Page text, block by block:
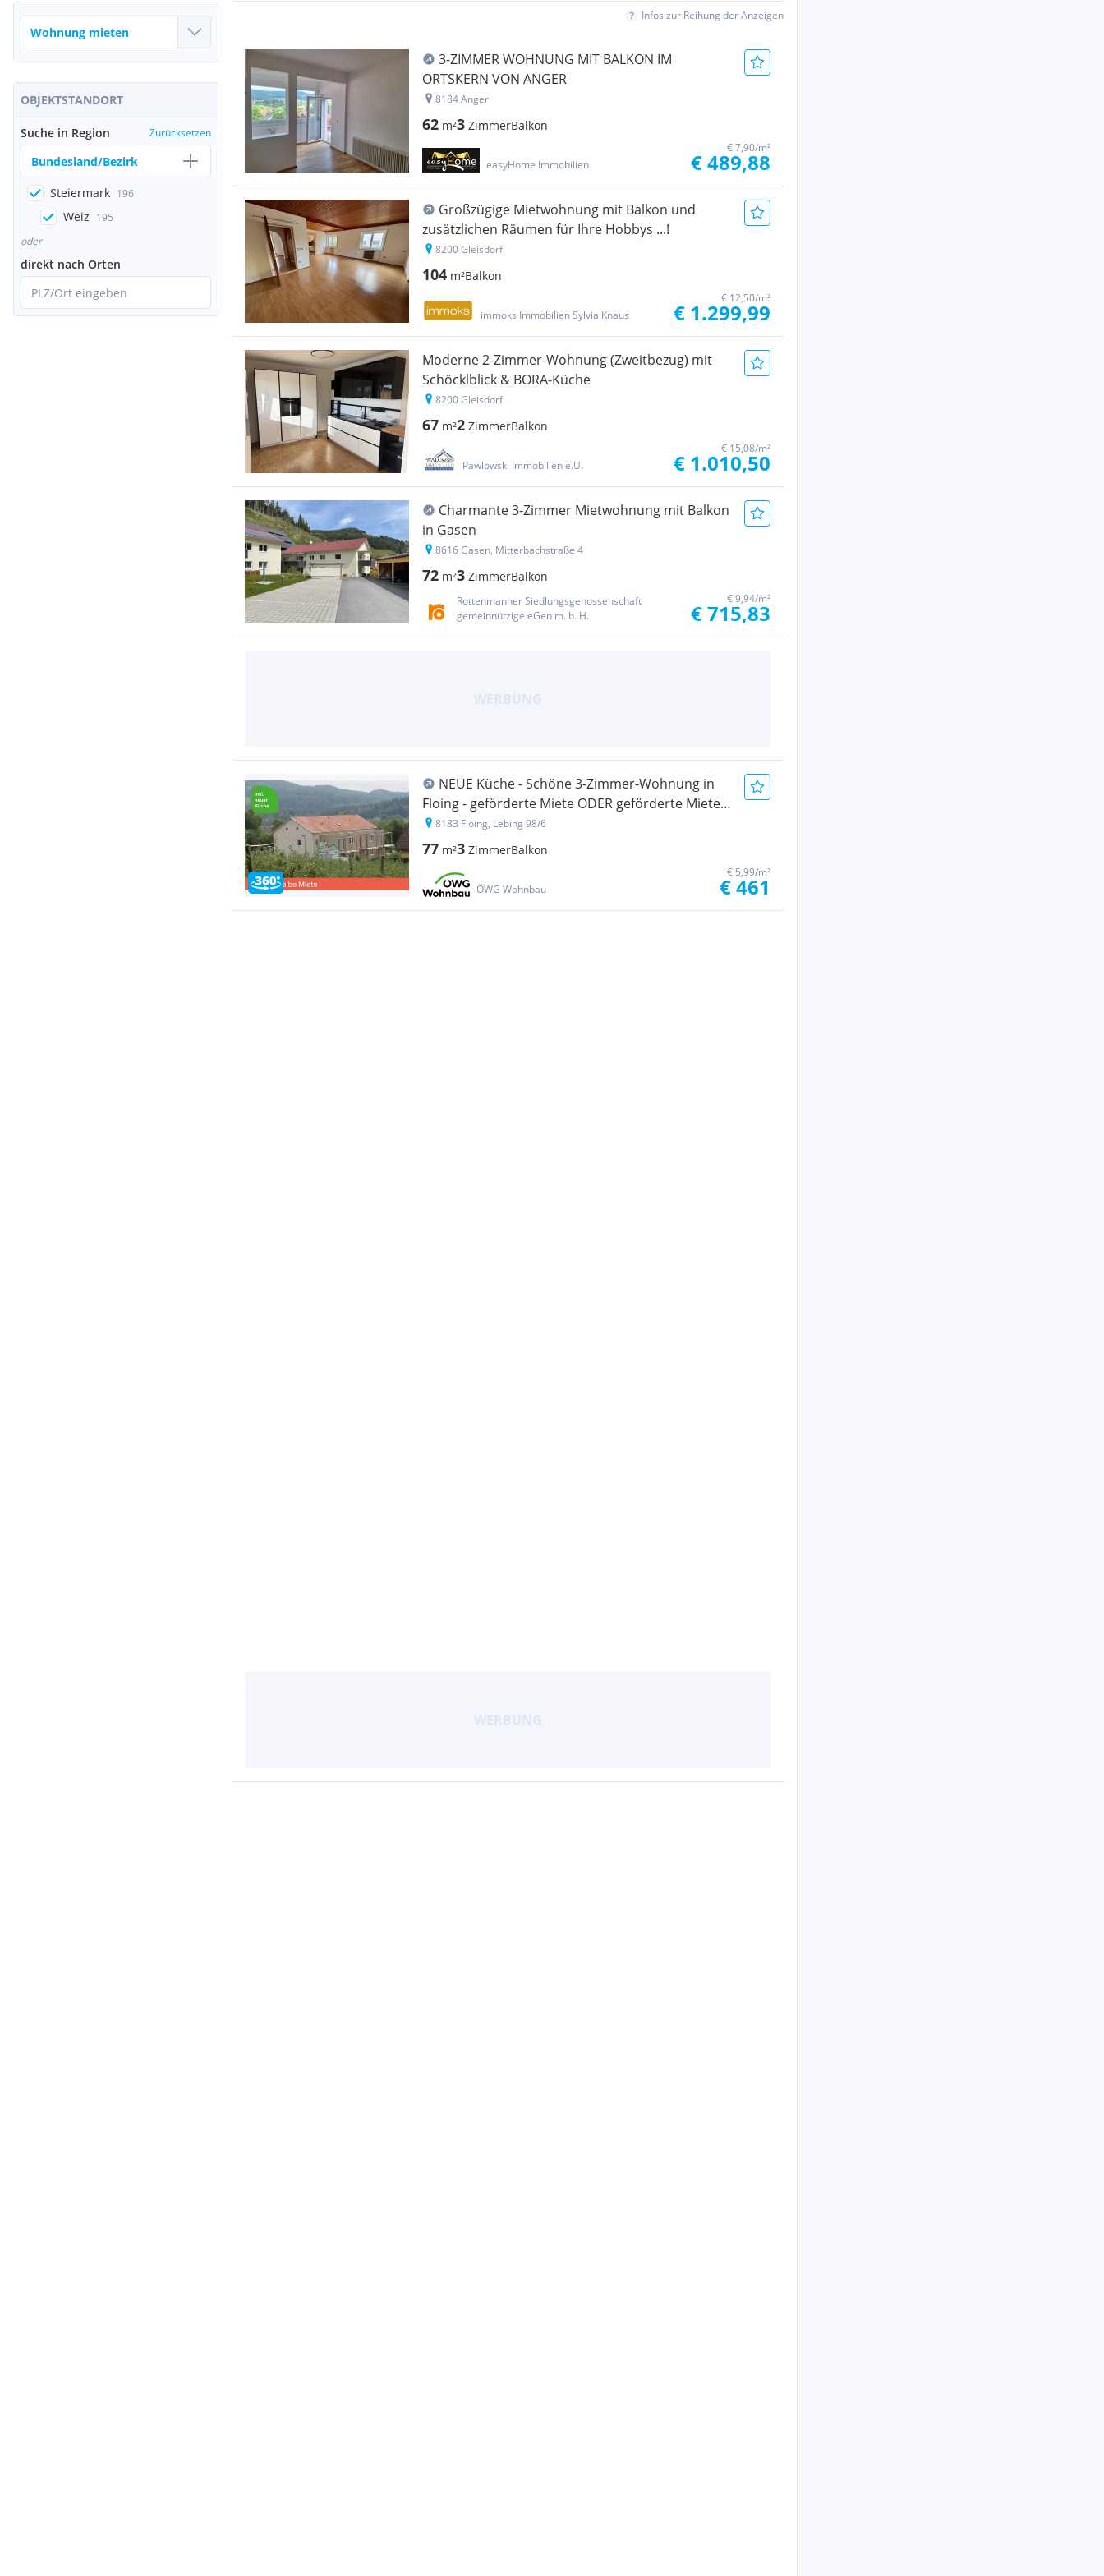
OBJEKTSTANDORT
Suche in Region Zurücksetzen
Bundesland/Bezirk
Steiermark 196
Weiz 195
oder
direkt nach Orten
PLZ/Ort eingeben
Infos zur Reihung der Anzeigen
3-ZIMMER WOHNUNG MIT BALKON IM
ORTSKERN VON ANGER
8184 Anger
62 m²3 ZimmerBalkon
easyHome Immobilien
€ 7,90/m²
€ 489,88
Großzügige Mietwohnung mit Balkon und
zusätzlichen Räumen für Ihre Hobbys ...!
8200 Gleisdorf
104 m²Balkon
immoks Immobilien Sylvia Knaus
€ 12,50/m²
€ 1.299,99
Moderne 2-Zimmer-Wohnung (Zweitbezug) mit
Schöcklblick & BORA-Küche
8200 Gleisdorf
67 m²2 ZimmerBalkon
Pawlowski Immobilien e.U.
€ 15,08/m²
€ 1.010,50
Charmante 3-Zimmer Mietwohnung mit Balkon
in Gasen
8616 Gasen, Mitterbachstraße 4
72 m²3 ZimmerBalkon
Rottenmanner Siedlungsgenossenschaft
gemeinnützige eGen m. b. H.
€ 9,94/m²
€ 715,83
NEUE Küche - Schöne 3-Zimmer-Wohnung in
Floing - geförderte Miete ODER geförderte Miete
mit Kaufoption - 3 Zimmer
8183 Floing, Lebing 98/6
77 m²3 ZimmerBalkon
ÖWG Wohnbau
€ 5,99/m²
€ 461